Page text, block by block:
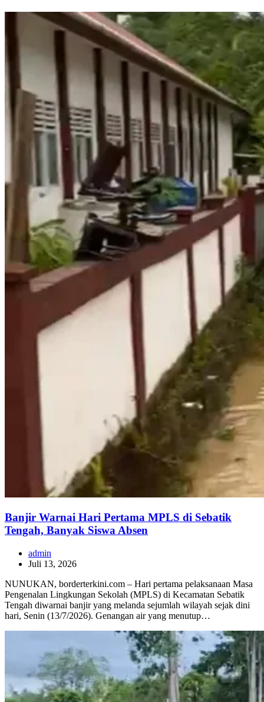
Banjir Warnai Hari Pertama MPLS di Sebatik
Tengah, Banyak Siswa Absen
admin
Juli 13, 2026
NUNUKAN, borderterkini.com – Hari pertama pelaksanaan Masa
Pengenalan Lingkungan Sekolah (MPLS) di Kecamatan Sebatik
Tengah diwarnai banjir yang melanda sejumlah wilayah sejak dini
hari, Senin (13/7/2026). Genangan air yang menutup…